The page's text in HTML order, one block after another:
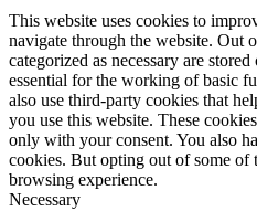
This website uses cookies to
navigate through the website. Out
categorized as necessary are
essential for the working of basic
also use third-party cookies that
you use this website. These
only with your consent. You also
cookies. But opting out of some of
browsing experience.
Necessary